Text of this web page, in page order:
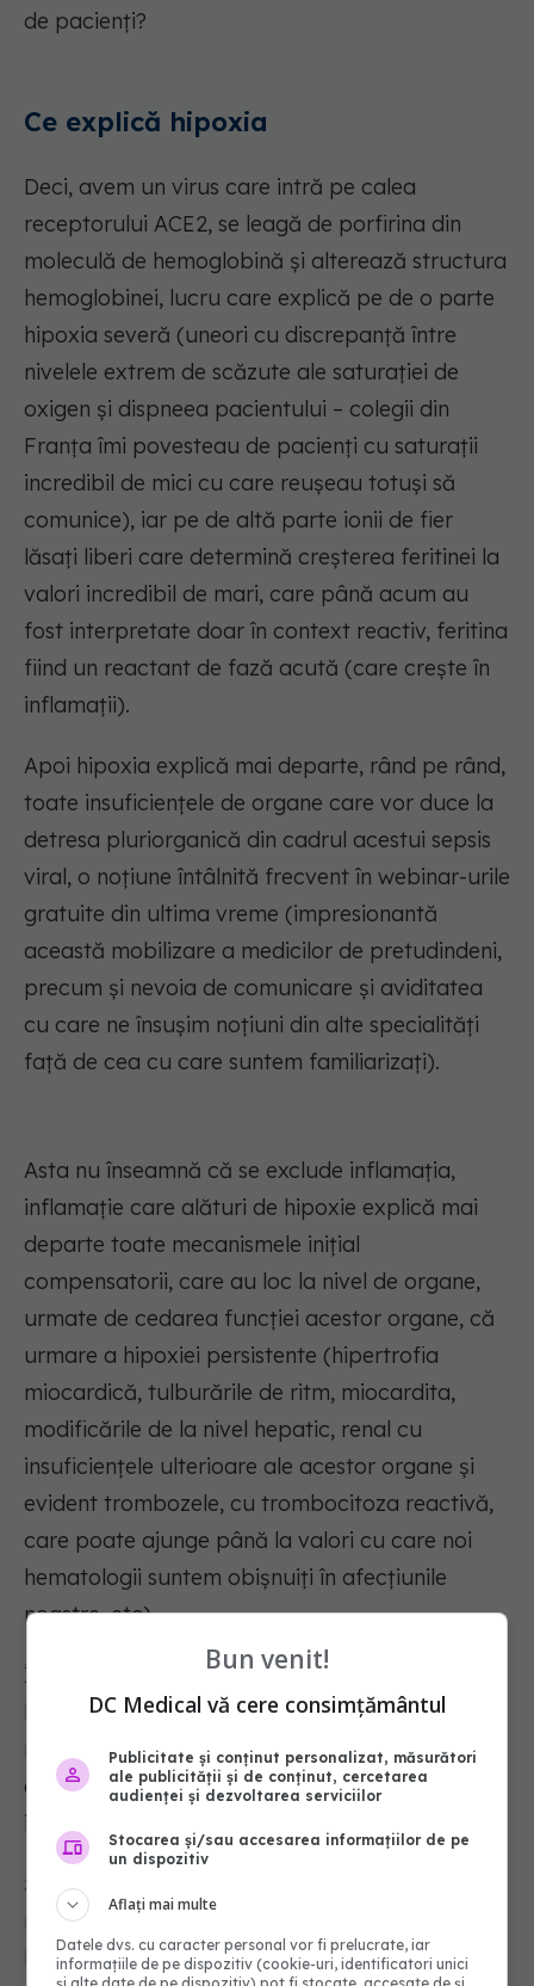
de pacienți?
Ce explică hipoxia
Deci, avem un virus care intră pe calea
receptorului ACE2, se leagă de porfirina din
moleculă de hemoglobină și alterează structura
hemoglobinei, lucru care explică pe de o parte
hipoxia severă (uneori cu discrepanță între
nivelele extrem de scăzute ale saturației de
oxigen și dispneea pacientului – colegii din
Franța îmi povesteau de pacienți cu saturații
incredibil de mici cu care reușeau totuși să
comunice), iar pe de altă parte ionii de fier
lăsați liberi care determină creșterea feritinei la
valori incredibil de mari, care până acum au
fost interpretate doar în context reactiv, feritina
fiind un reactant de fază acută (care crește în
inflamații).
Apoi hipoxia explică mai departe, rând pe rând,
toate insuficiențele de organe care vor duce la
detresa pluriorganică din cadrul acestui sepsis
viral, o noțiune întâlnită frecvent în webinar-urile
gratuite din ultima vreme (impresionantă
această mobilizare a medicilor de pretudindeni,
precum și nevoia de comunicare și aviditatea
cu care ne însușim noțiuni din alte specialități
față de cea cu care suntem familiarizați).
Asta nu înseamnă că se exclude inflamația,
inflamație care alături de hipoxie explică mai
departe toate mecanismele inițial
compensatorii, care au loc la nivel de organe,
urmate de cedarea funcției acestor organe, că
urmare a hipoxiei persistente (hipertrofia
miocardică, tulburările de ritm, miocardita,
modificările de la nivel hepatic, renal cu
insuficiențele ulterioare ale acestor organe și
evident trombozele, cu trombocitoza reactivă,
care poate ajunge până la valori cu care noi
hematologii suntem obișnuiți în afecțiunile
noastre, etc).
În acest context nu trebuie să uităm totuși de
leziunea endotelială și de aspectul de vasculită
necrozantă/microangiopatie trombotică,
determinată probabil tot de contextul hipoxie-
inflamație.
Și când, fericită că am descoperit un potențial
nou mecanism cu care specialitatea mea are
legătură, întreb fericită o bună prietenă
Bun venit!
DC Medical vă cere consimțământul
Publicitate și conținut personalizat, măsurători
ale publicității și de conținut, cercetarea
audienței și dezvoltarea serviciilor
Stocarea și/sau accesarea informațiilor de pe
un dispozitiv
Aflați mai multe
Datele dvs. cu caracter personal vor fi prelucrate, iar
informațiile de pe dispozitiv (cookie-uri, identificatori unici